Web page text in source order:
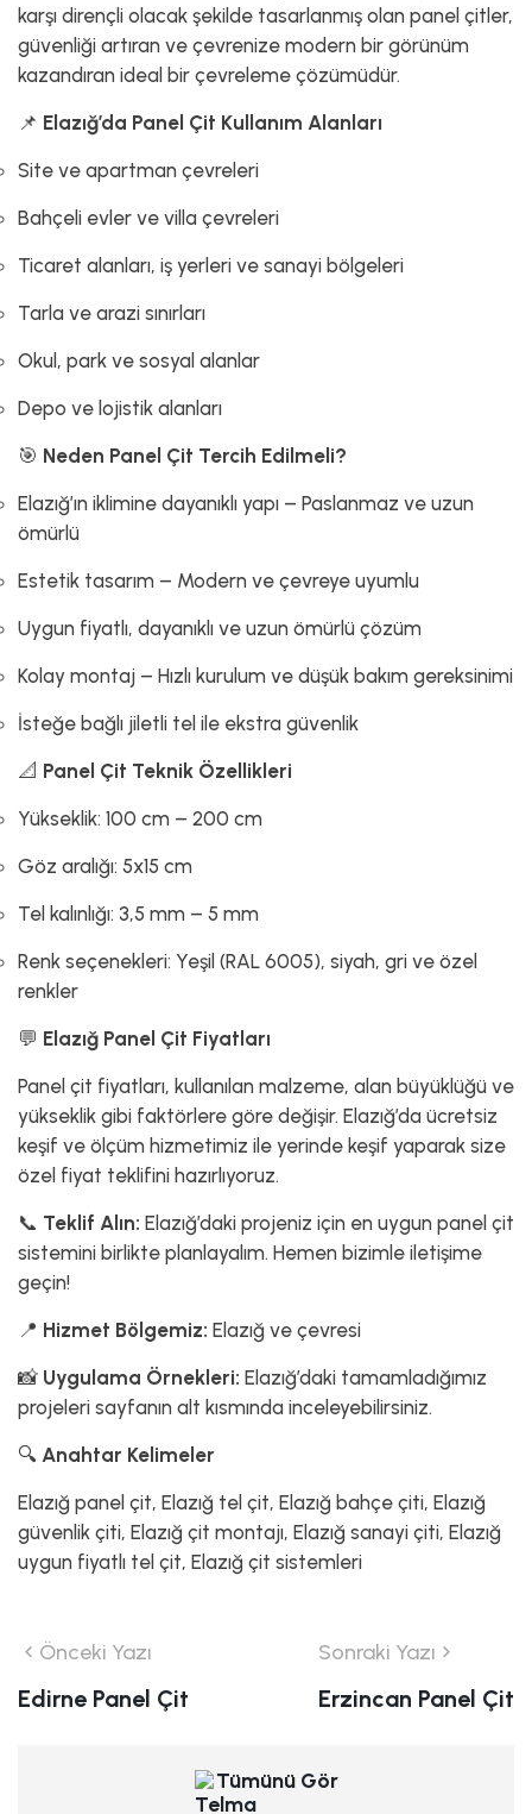
karşı dirençli olacak şekilde tasarlanmış olan panel çitler,
güvenliği artıran ve çevrenize modern bir görünüm
kazandıran ideal bir çevreleme çözümüdür.
📌 Elazığ’da Panel Çit Kullanım Alanları
Site ve apartman çevreleri
Bahçeli evler ve villa çevreleri
Ticaret alanları, iş yerleri ve sanayi bölgeleri
Tarla ve arazi sınırları
Okul, park ve sosyal alanlar
Depo ve lojistik alanları
🎯 Neden Panel Çit Tercih Edilmeli?
Elazığ’ın iklimine dayanıklı yapı – Paslanmaz ve uzun
ömürlü
Estetik tasarım – Modern ve çevreye uyumlu
Uygun fiyatlı, dayanıklı ve uzun ömürlü çözüm
Kolay montaj – Hızlı kurulum ve düşük bakım gereksinimi
İsteğe bağlı jiletli tel ile ekstra güvenlik
📐 Panel Çit Teknik Özellikleri
Yükseklik: 100 cm – 200 cm
Göz aralığı: 5x15 cm
Tel kalınlığı: 3,5 mm – 5 mm
Renk seçenekleri: Yeşil (RAL 6005), siyah, gri ve özel
renkler
💬 Elazığ Panel Çit Fiyatları
Panel çit fiyatları, kullanılan malzeme, alan büyüklüğü ve
yükseklik gibi faktörlere göre değişir. Elazığ’da ücretsiz
keşif ve ölçüm hizmetimiz ile yerinde keşif yaparak size
özel fiyat teklifini hazırlıyoruz.
📞 Teklif Alın: Elazığ’daki projeniz için en uygun panel çit
sistemini birlikte planlayalım. Hemen bizimle iletişime
geçin!
📍 Hizmet Bölgemiz: Elazığ ve çevresi
📸 Uygulama Örnekleri: Elazığ’daki tamamladığımız
projeleri sayfanın alt kısmında inceleyebilirsiniz.
🔍 Anahtar Kelimeler
Elazığ panel çit, Elazığ tel çit, Elazığ bahçe çiti, Elazığ
güvenlik çiti, Elazığ çit montajı, Elazığ sanayi çiti, Elazığ
uygun fiyatlı tel çit, Elazığ çit sistemleri
Önceki Yazı
Edirne Panel Çit
Sonraki Yazı
Erzincan Panel Çit
Tümünü Gör